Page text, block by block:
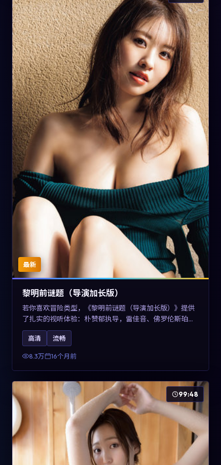
最新
黎明前谜题（导演加长版）
若你喜欢冒险类型，《黎明前谜题（导演加长版）》提供
了扎实的视听体验：朴赞郁执导，雷佳音、佛罗伦斯·珀与
章子怡共同演绎。影片2025年于美国上映，内容在有限空
间内完成高密度的戏剧冲突，关键词包含高清流畅、人物
关系与情节反转，适合检索「2025冒险」「美国电影」的
高清 流畅
8.3万 16个月前
99:48